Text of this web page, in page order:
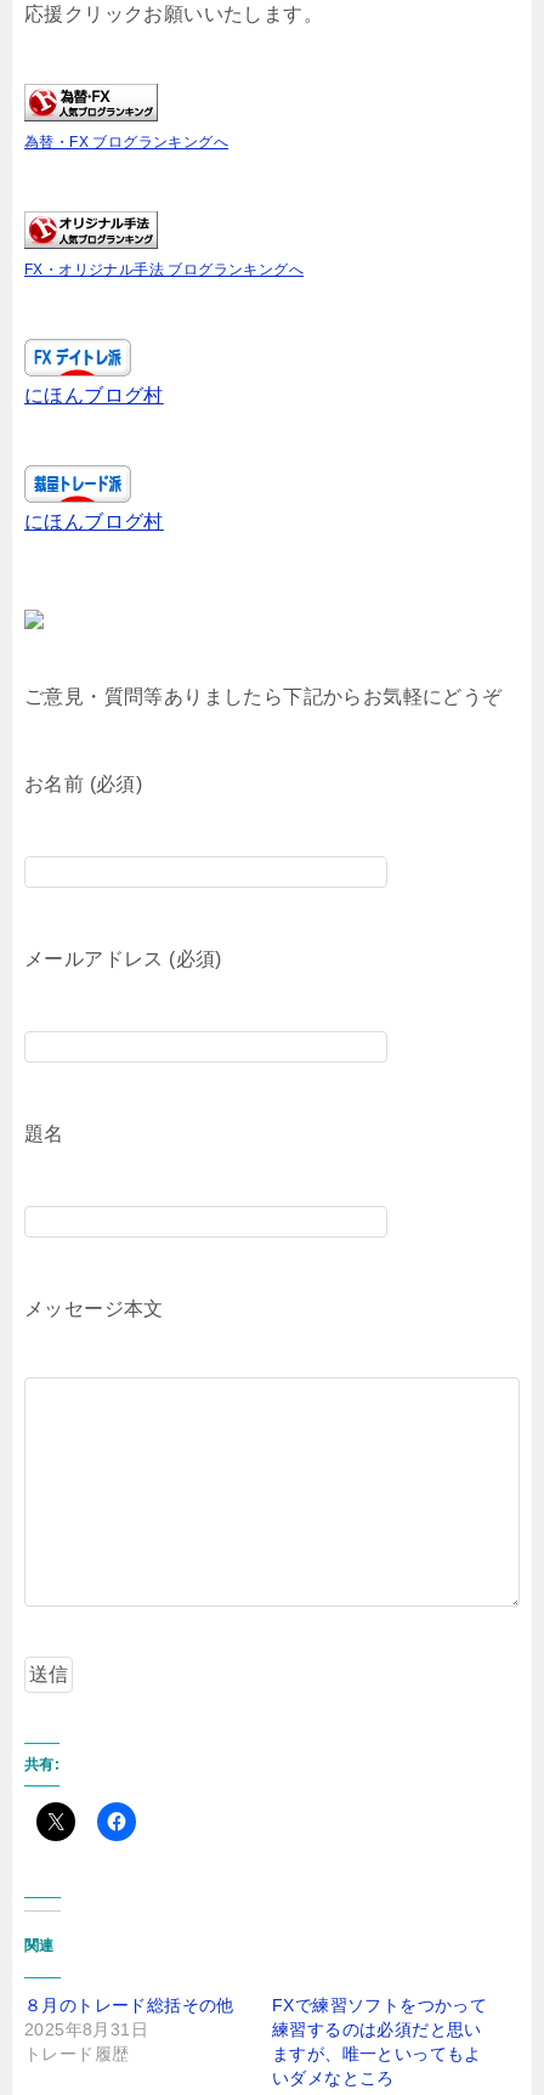
応援クリックお願いいたします。
為替・FX ブログランキングへ
FX・オリジナル手法 ブログランキングへ
にほんブログ村
にほんブログ村
ご意見・質問等ありましたら下記からお気軽にどうぞ
お名前 (必須)
メールアドレス (必須)
題名
メッセージ本文
共有:
関連
８月のトレード総括その他
2025年8月31日
トレード履歴
FXで練習ソフトをつかって
練習するのは必須だと思い
ますが、唯一といってもよ
いダメなところ